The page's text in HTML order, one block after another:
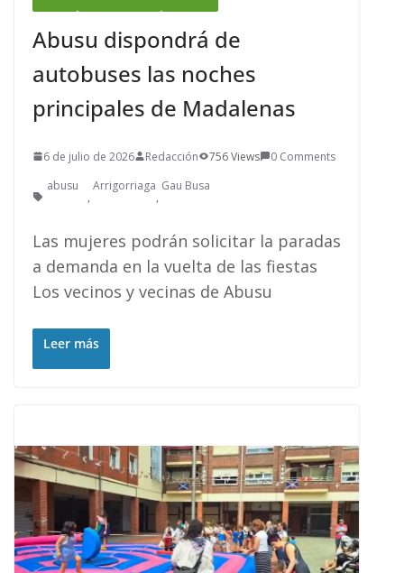
Abusu dispondrá de
autobuses las noches
principales de Madalenas
6 de julio de 2026 Redacción 756 Views
0 Comments
abusu
,
Arrigorriaga
,
Gau Busa
Las mujeres podrán solicitar la paradas
a demanda en la vuelta de las fiestas
Los vecinos y vecinas de Abusu
Leer más